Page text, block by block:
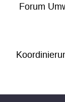
Forum